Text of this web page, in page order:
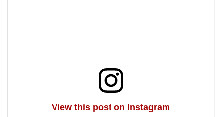
View this post on Instagram